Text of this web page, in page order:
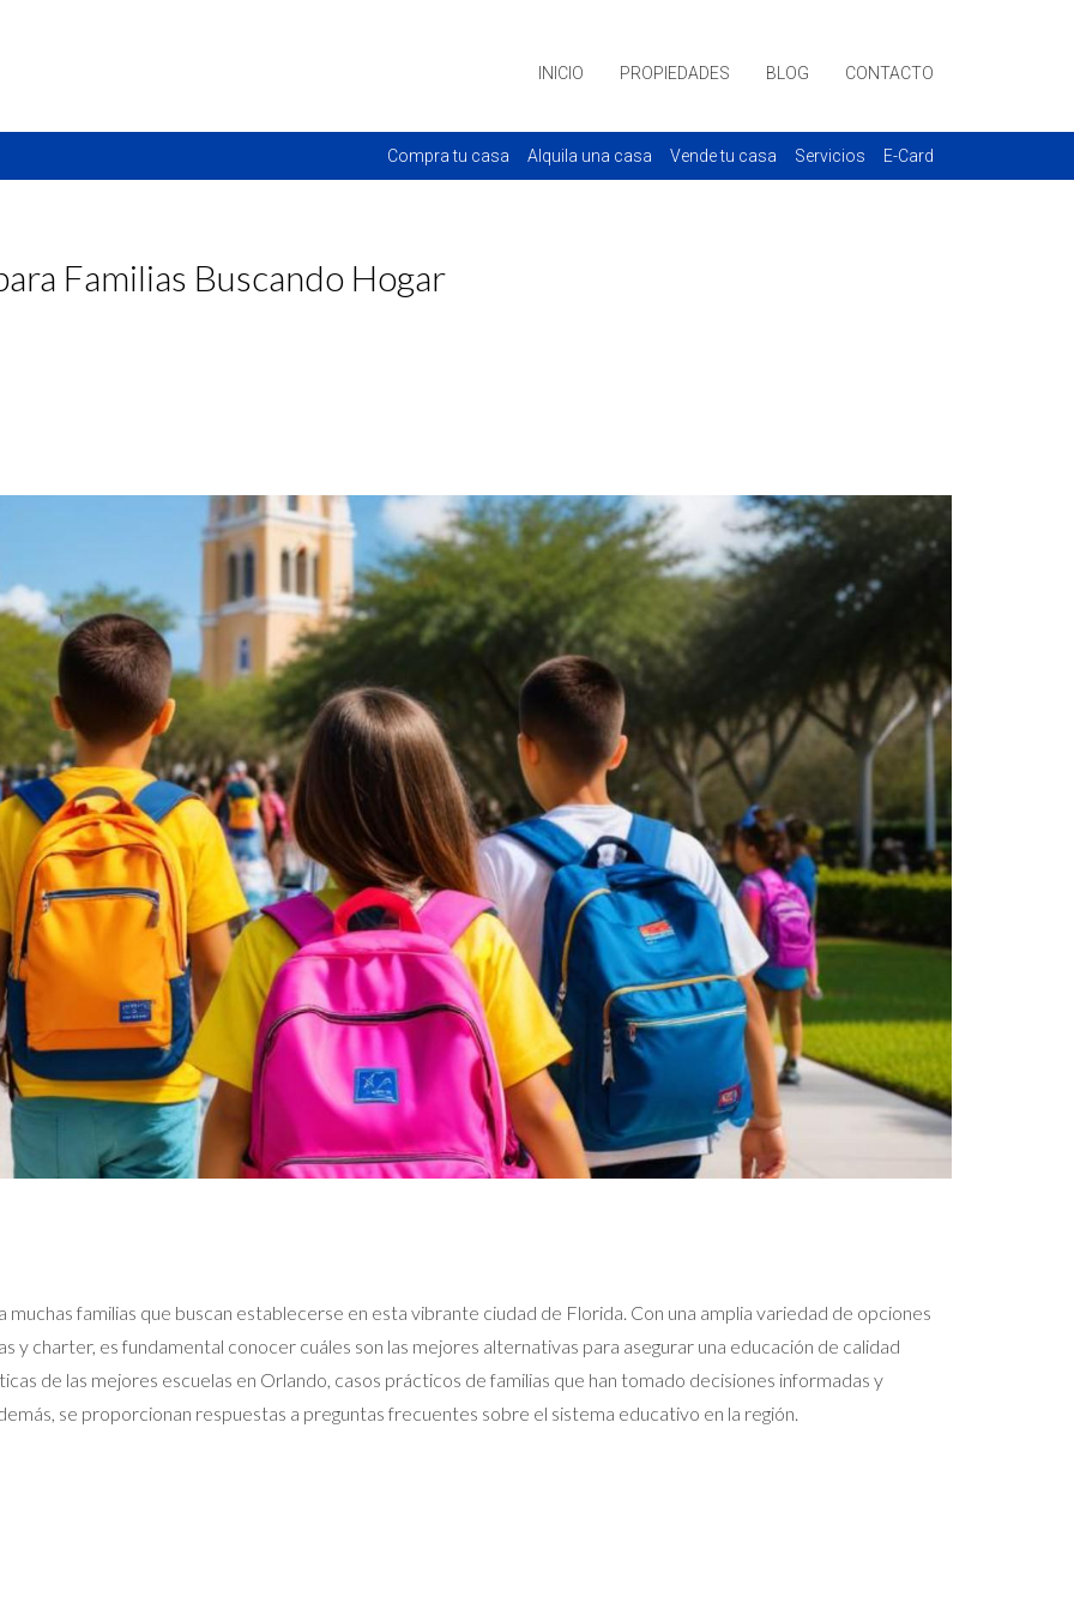
INICIO PROPIEDADES BLOG CONTACTO
Compra tu casa Alquila una casa Vende tu casa Servicios E-Card
Familias Buscando Hogar
muchas familias que buscan establecerse en esta vibrante ciudad de Florida. Con una amplia variedad de opciones
y charter, es fundamental conocer cuáles son las mejores alternativas para asegurar una educación de calidad
de las mejores escuelas en Orlando, casos prácticos de familias que han tomado decisiones informadas y
se proporcionan respuestas a preguntas frecuentes sobre el sistema educativo en la región.